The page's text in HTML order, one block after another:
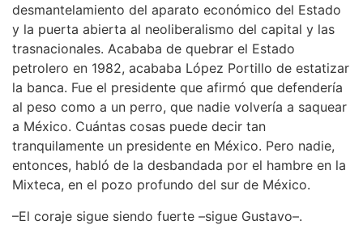
desmantelamiento del aparato económico del Estado
y la puerta abierta al neoliberalismo del capital y las
trasnacionales. Acababa de quebrar el Estado
petrolero en 1982, acababa López Portillo de estatizar
la banca. Fue el presidente que afirmó que defendería
al peso como a un perro, que nadie volvería a saquear
a México. Cuántas cosas puede decir tan
tranquilamente un presidente en México. Pero nadie,
entonces, habló de la desbandada por el hambre en la
Mixteca, en el pozo profundo del sur de México.
–El coraje sigue siendo fuerte –sigue Gustavo–.